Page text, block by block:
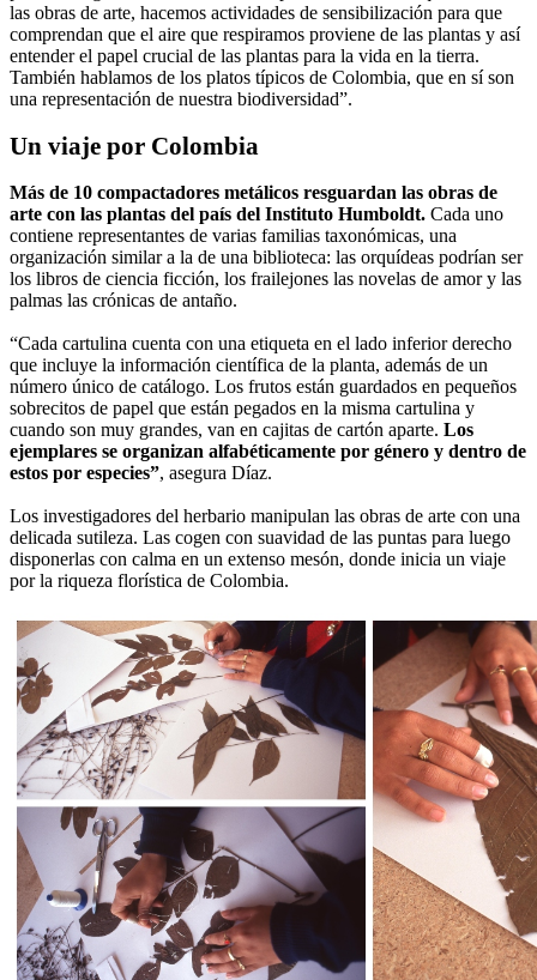
las obras de arte, hacemos actividades de sensibilización para que
comprendan que el aire que respiramos proviene de las plantas y así
entender el papel crucial de las plantas para la vida en la tierra.
También hablamos de los platos típicos de Colombia, que en sí son
una representación de nuestra biodiversidad”.
Un viaje por Colombia
Más de 10 compactadores metálicos resguardan las obras de
arte con las plantas del país del Instituto Humboldt. Cada uno
contiene representantes de varias familias taxonómicas, una
organización similar a la de una biblioteca: las orquídeas podrían ser
los libros de ciencia ficción, los frailejones las novelas de amor y las
palmas las crónicas de antaño.
“Cada cartulina cuenta con una etiqueta en el lado inferior derecho
que incluye la información científica de la planta, además de un
número único de catálogo. Los frutos están guardados en pequeños
sobrecitos de papel que están pegados en la misma cartulina y
cuando son muy grandes, van en cajitas de cartón aparte. Los
ejemplares se organizan alfabéticamente por género y dentro de
estos por especies”, asegura Díaz.
Los investigadores del herbario manipulan las obras de arte con una
delicada sutileza. Las cogen con suavidad de las puntas para luego
disponerlas con calma en un extenso mesón, donde inicia un viaje
por la riqueza florística de Colombia.